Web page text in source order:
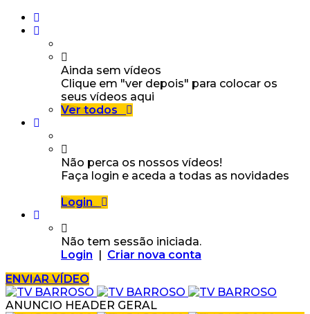
Ainda sem vídeos
Clique em "ver depois" para colocar os
seus vídeos aqui
Ver todos
Não perca os nossos vídeos!
Faça login e aceda a todas as novidades
Login
Não tem sessão iniciada.
Login | Criar nova conta
ENVIAR VÍDEO
ANUNCIO HEADER GERAL